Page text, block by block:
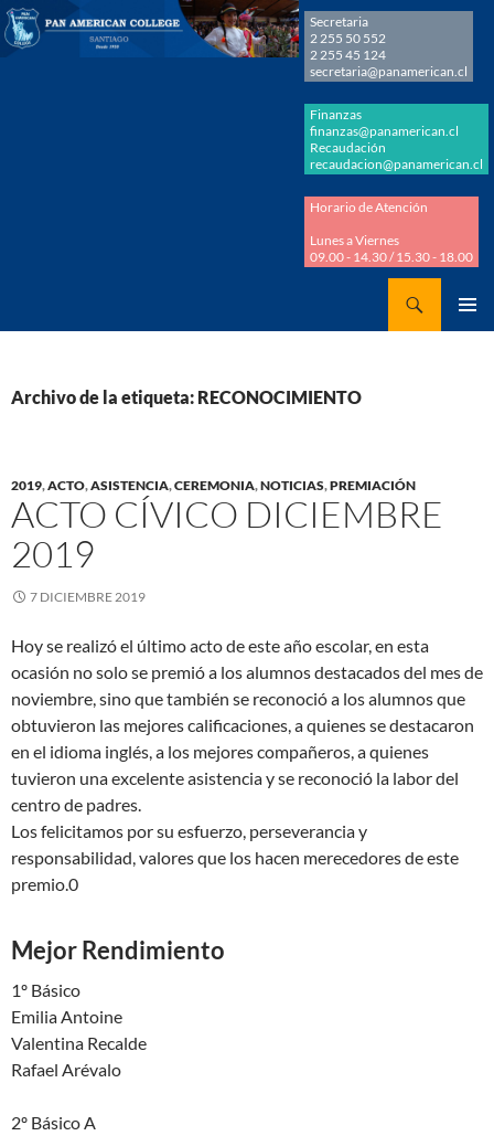
Secretaria
2 255 50 552
2 255 45 124
secretaria@panamerican.cl
Finanzas
finanzas@panamerican.cl
Recaudación
recaudacion@panamerican.cl
Horario de Atención
Lunes a Viernes
09.00 - 14.30 / 15.30 - 18.00
Archivo de la etiqueta: RECONOCIMIENTO
2019,ACTO,ASISTENCIA,CEREMONIA,NOTICIAS,PREMIACIÓN
ACTO CÍVICO DICIEMBRE
2019
7 DICIEMBRE 2019
Hoy se realizó el último acto de este año escolar, en esta
ocasión no solo se premió a los alumnos destacados del mes de
noviembre, sino que también se reconoció a los alumnos que
obtuvieron las mejores calificaciones, a quienes se destacaron
en el idioma inglés, a los mejores compañeros, a quienes
tuvieron una excelente asistencia y se reconoció la labor del
centro de padres.
Los felicitamos por su esfuerzo, perseverancia y
responsabilidad, valores que los hacen merecedores de este
premio.0
Mejor Rendimiento
1º Básico
Emilia Antoine
Valentina Recalde
Rafael Arévalo
2º Básico A